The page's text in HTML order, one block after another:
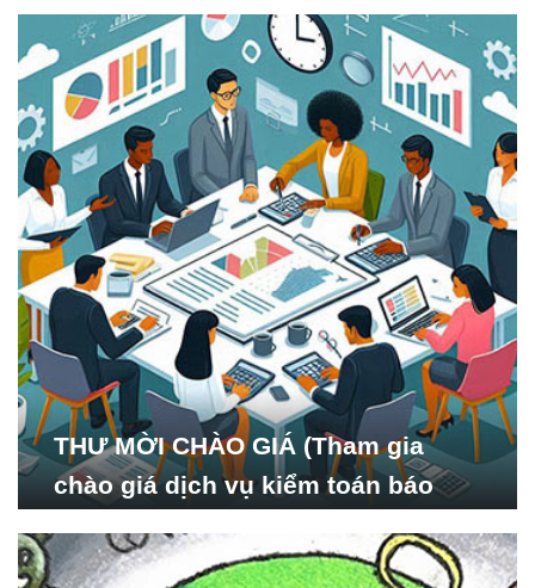
viết
THƯ MỜI CHÀO GIÁ (Tham gia
chào giá dịch vụ kiểm toán báo
Nghiên cứu Phát triển Xã